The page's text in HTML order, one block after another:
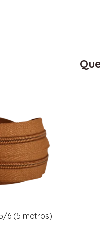
6 (5 metros)